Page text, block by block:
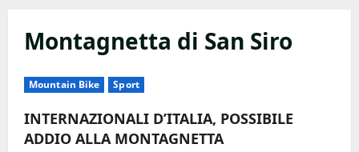
Montagnetta di San Siro
Mountain Bike Sport
INTERNAZIONALI D’ITALIA, POSSIBILE
ADDIO ALLA MONTAGNETTA